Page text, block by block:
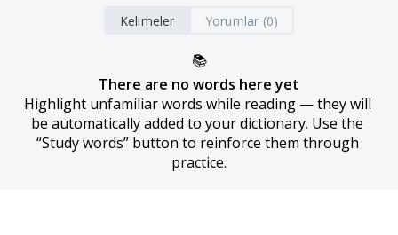
Kelimeler Yorumlar (0)
📚
There are no words here yet
Highlight unfamiliar words while reading — they will
be automatically added to your dictionary. Use the
“Study words” button to reinforce them through
practice.